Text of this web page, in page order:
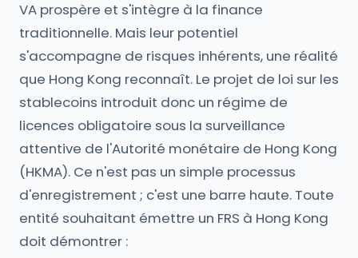
VA prospère et s'intègre à la finance
traditionnelle. Mais leur potentiel
s'accompagne de risques inhérents, une réalité
que Hong Kong reconnaît. Le projet de loi sur les
stablecoins introduit donc un régime de
licences obligatoire sous la surveillance
attentive de l'Autorité monétaire de Hong Kong
(HKMA). Ce n'est pas un simple processus
d'enregistrement ; c'est une barre haute. Toute
entité souhaitant émettre un FRS à Hong Kong
doit démontrer :